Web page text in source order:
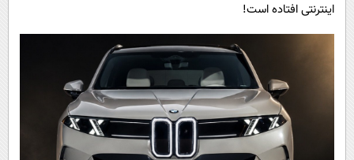
اینترنتی افتاده است!